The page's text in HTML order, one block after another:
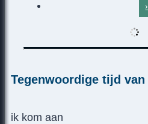
›
Tegenwoordige tijd van
ik kom aan